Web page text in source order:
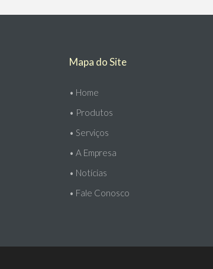
Mapa do Site
• Home
• Produtos
• Serviços
• A Empresa
• Notícias
• Fale Conosco